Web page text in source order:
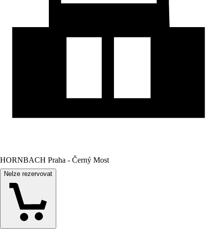
HORNBACH Praha - Černý Most
Nelze rezervovat